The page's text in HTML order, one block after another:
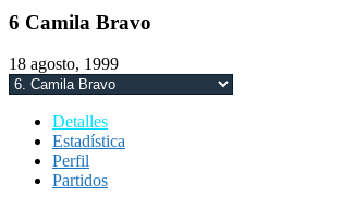
6 Camila Bravo
18 agosto, 1999
Detalles
Estadística
Perfil
Partidos